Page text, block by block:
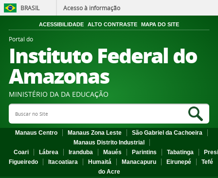
BRASIL Acesso à informação
ACESSIBILIDADE ALTO CONTRASTE MAPA DO SITE
Portal do
Instituto Federal do
Amazonas
MINISTÉRIO DA DA EDUCAÇÃO
Search Site
Manaus Centro Manaus Zona Leste
São Gabriel da Cachoeira
Manaus Distrito Industrial
Coari
Lábrea Iranduba Maués Parintins Tabatinga
Figueiredo
Itacoatiara Humaitá Manacapuru Eirunepé
Tefé
do Acre